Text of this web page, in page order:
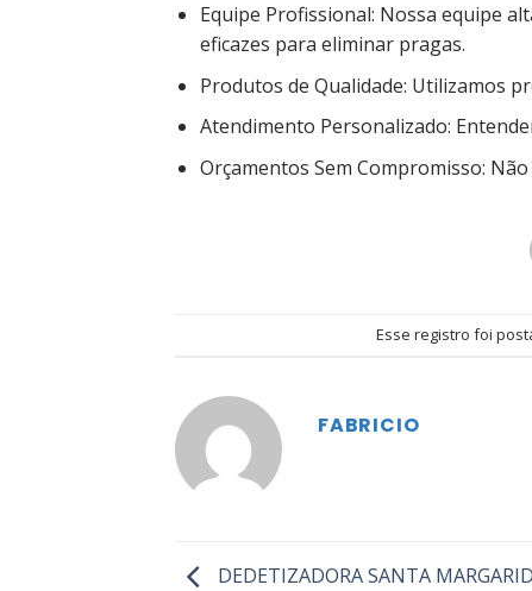
Equipe Profissional: Nossa equipe
eficazes para eliminar pragas.
Produtos de Qualidade: Utilizamos
Atendimento Personalizado:
Orçamentos Sem Compromisso:
Esse registro foi
FABRICIO
DEDETIZADORA SANTA